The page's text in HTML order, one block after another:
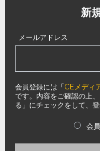
新
メールアドレス
会員登録には「CEメディ
です。内容をご確認の上
る」にチェックをして、
会